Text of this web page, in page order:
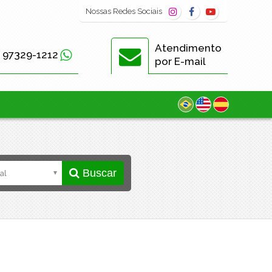
97329-1212
Atendimento
por E-mail
Nossas Redes Sociais
Buscar